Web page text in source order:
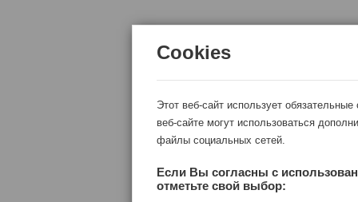
Cookies
Этот веб-сайт использует
веб-сайте могут использоваться
файлы социальных сетей.
Если Вы согласны с
отметьте свой выбор: